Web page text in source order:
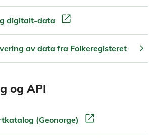
digitalt-data open_in_new
av data fra Folkeregisteret chevron_right
og API
(Geonorge) open_in_new